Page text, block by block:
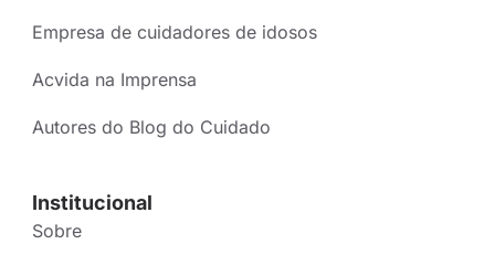
Empresa de cuidadores de idosos
Acvida na Imprensa
Autores do Blog do Cuidado
Institucional
Sobre